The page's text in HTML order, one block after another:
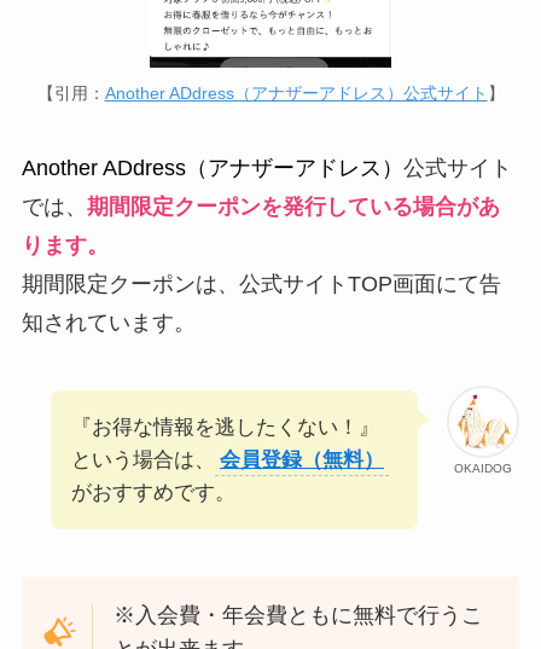
【引用： Another ADdress（アナザーアドレス）公式サイト 】
Another ADdress（アナザーアドレス） 公式サイト
では、 期間限定クーポンを発行している場合があ
ります。
期間限定クーポンは、公式サイトTOP画面にて告
知されています。
OKAIDOG
『お得な情報を逃したくない！』
という場合は、
会員登録（無料）
がおすすめです。
※入会費・年会費ともに無料で行うこ